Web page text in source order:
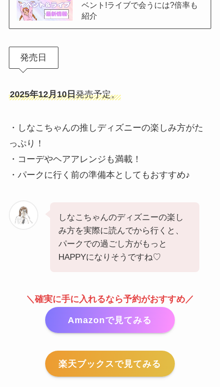
ベント!ライブで会うには?倍率も
紹介
発売日
2025年12月10日発売予定。
・しなこちゃんの推しディズニーの楽しみ方がた
っぷり！
・コーデやヘアアレンジも満載！
・パークに行く前の準備本としてもおすすめ♪
しなこちゃんのディズニーの楽し
み方を実際に読んでから行くと、
パークでの過ごし方がもっと
HAPPYになりそうですね♡
＼確実に手に入れるなら予約がおすすめ／
Amazonで見てみる
楽天ブックスで見てみる